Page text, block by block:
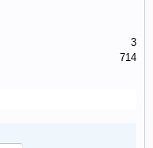
3
714